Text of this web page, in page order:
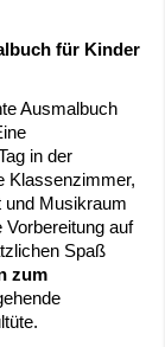
für Kinder
Ausmalbuch
in der
Klassenzimmer,
und Musikraum
Vorbereitung auf
Spaß
zum